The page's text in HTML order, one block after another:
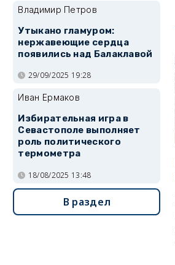
Владимир Петров
Утыкано гламуром:
нержавеющие сердца
появились над Балаклавой
29/09/2025 19:28
Иван Ермаков
Избирательная игра в
Севастополе выполняет
роль политического
термометра
18/08/2025 13:48
В раздел